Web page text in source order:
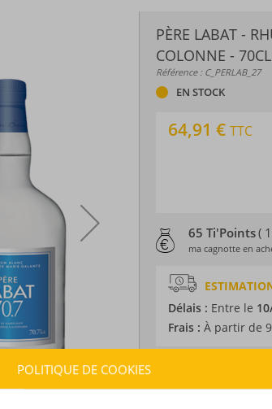
PÈRE LABAT -
COLONNE -
Référence : C_PERLAB_27
EN STOCK
64,91 € TTC
65 Ti'Points(
ma cagnotte en
Délais : Entre le
Frais : À partir de
POLITIQUE DE COOKIES